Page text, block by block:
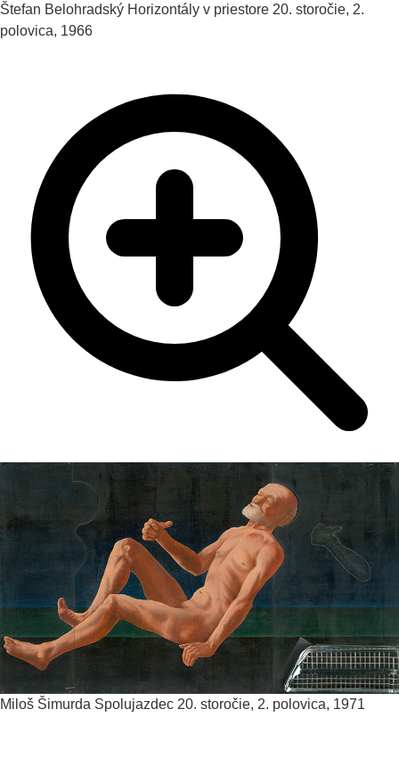
Štefan Belohradský Horizontály v priestore 20. storočie, 2.
polovica, 1966
Miloš Šimurda Spolujazdec 20. storočie, 2. polovica, 1971